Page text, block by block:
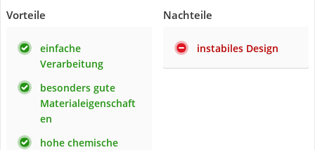
Vorteile
einfache
Verarbeitung
besonders gute
Materialeigenschaft
en
hohe chemische
Nachteile
instabiles Design